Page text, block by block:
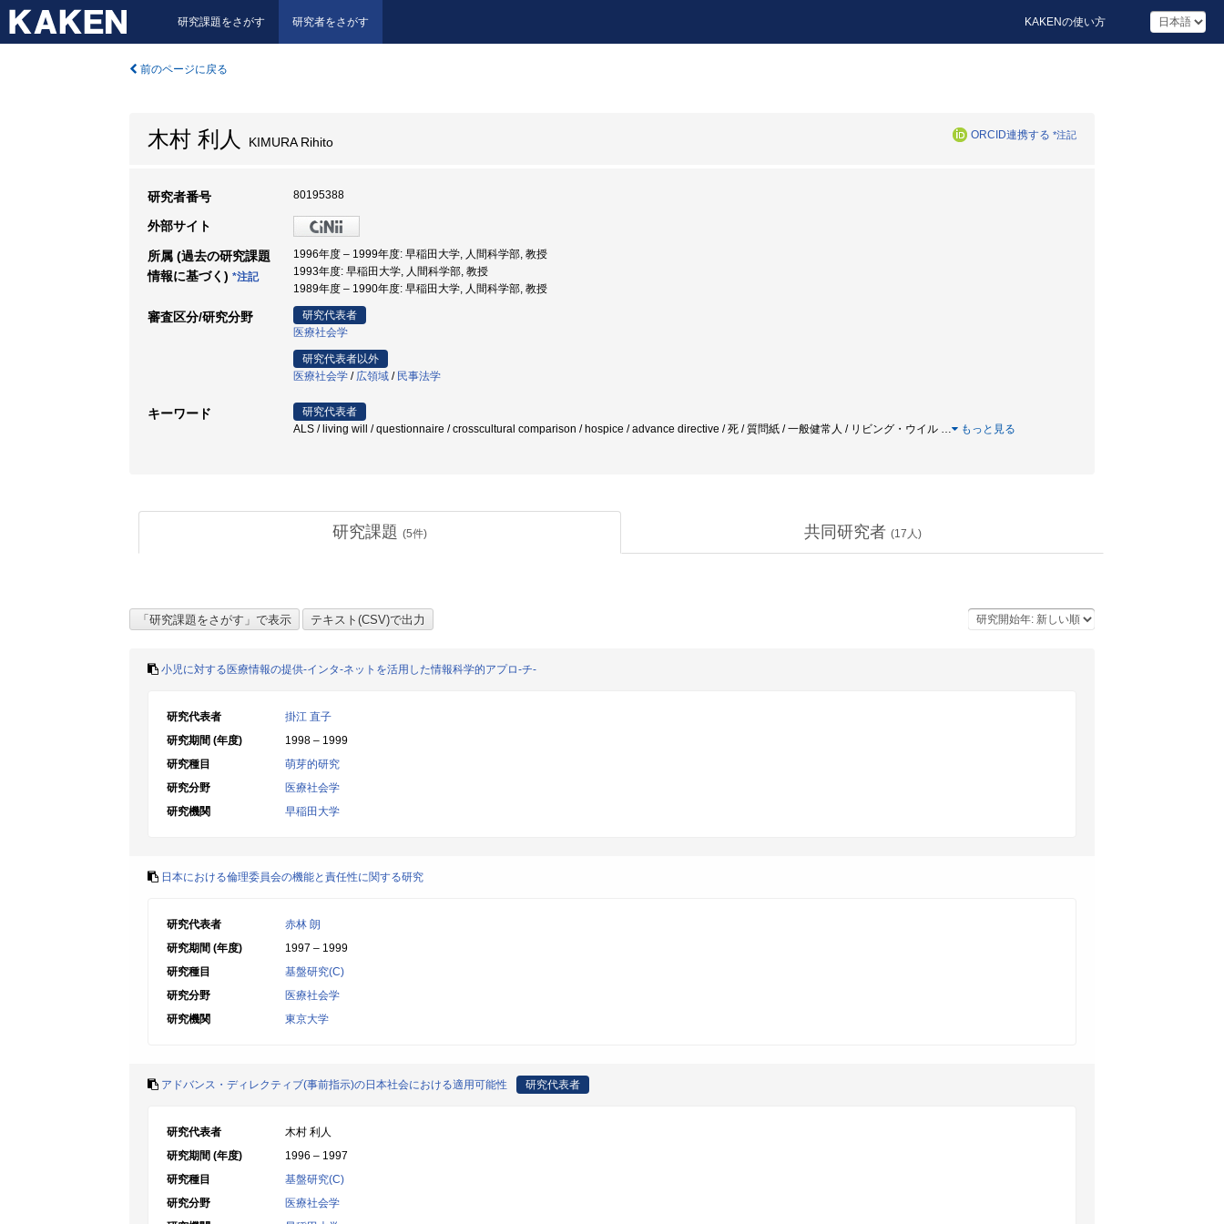
研究課題をさがす 研究者をさがす KAKENの使い方
前のページに戻る
木村 利人 KIMURA Rihito ORCID連携する *注記
研究者番号 80195388
外部サイト
所属 (過去の研究課題
情報に基づく) *注記
1996年度 – 1999年度: 早稲田大学, 人間科学部, 教授
1993年度: 早稲田大学, 人間科学部, 教授
1989年度 – 1990年度: 早稲田大学, 人間科学部, 教授
審査区分/研究分野
研究代表者
医療社会学
研究代表者以外
医療社会学 / 広領域 / 民事法学
キーワード
研究代表者
ALS / living will / questionnaire / crosscultural comparison / hospice / advance directive / 死 / 質問紙 / 一般健常人 / リビング・ウイル … もっと見る
研究課題 (5件) 共同研究者 (17 人)
小児に対する医療情報の提供-インタ-ネットを活用した情報科学的アプロ-チ-
研究代表者
掛江 直子
研究期間 (年度)
1998 – 1999
研究種目
萌芽的研究
研究分野
医療社会学
研究機関
早稲田大学
日本における倫理委員会の機能と責任性に関する研究
研究代表者
赤林 朗
研究期間 (年度)
1997 – 1999
研究種目
基盤研究(C)
研究分野
医療社会学
研究機関
東京大学
アドバンス・ディレクティブ(事前指示)の日本社会における適用可能性 研究代表者
研究代表者
木村 利人
研究期間 (年度)
1996 – 1997
研究種目
基盤研究(C)
研究分野
医療社会学